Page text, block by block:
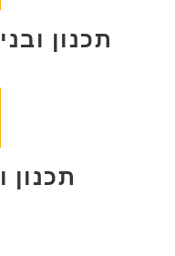
תכנון
תכנון